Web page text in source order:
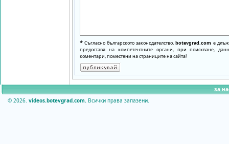
* Съгласно българското законодателство,botevgrad.com е
предоставя на компетентните органи, при поискване,
коментари, поместени на страниците на сайта!
за
© 2026. videos.botevgrad.com. Всички права запазени.